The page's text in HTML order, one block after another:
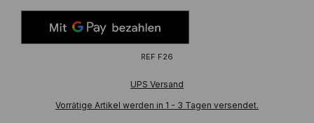
REF F26
UPS Versand
Vorrätige Artikel werden in 1 - 3 Tagen versendet.